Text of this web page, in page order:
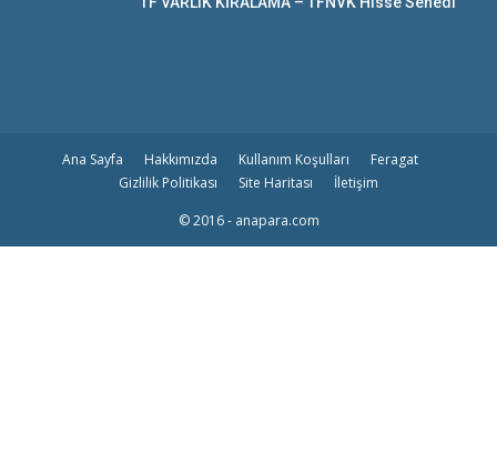
Ana Sayfa Hakkımızda Kullanım Koşulları
Feragat
Gizlilik Politikası
Site Haritası
İletişim
© 2016 - anapara.com